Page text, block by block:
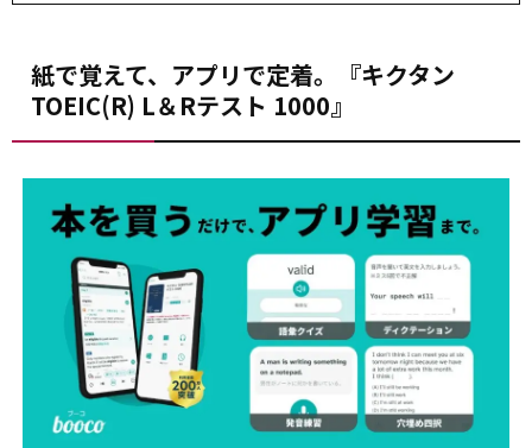
紙で覚えて、アプリで定着。『キクタン
TOEIC(R) L＆Rテスト 1000』